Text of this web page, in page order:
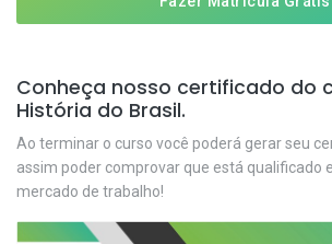
Conheça nosso certificado do
História do Brasil.
Ao terminar o curso você poderá gerar seu
assim poder comprovar que está qualificado
mercado de trabalho!